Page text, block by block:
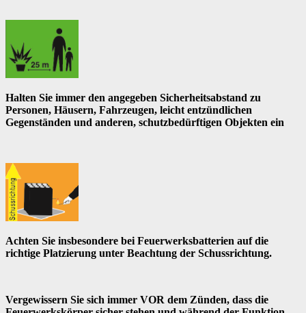
Halten Sie immer den angegeben Sicherheitsabstand zu
Personen, Häusern, Fahrzeugen, leicht entzündlichen
Gegenständen und anderen, schutzbedürftigen Objekten ein
Achten Sie insbesondere bei Feuerwerksbatterien auf die
richtige Platzierung unter Beachtung der Schussrichtung.
Vergewissern Sie sich immer VOR dem Zünden, dass die